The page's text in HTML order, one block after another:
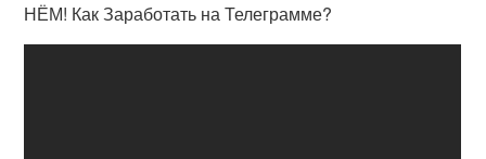
НЁМ! Как Заработать на Телеграмме?